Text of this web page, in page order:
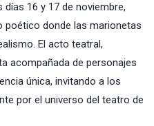
16 y 17 de noviembre,
poético donde las marionetas
El acto teatral,
acompañada de personajes
única, invitando a los
por el universo del teatro de